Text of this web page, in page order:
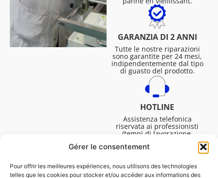
Gérer le consentement
Pour offrir les meilleures expériences, nous utilisons des technologies
telles que les cookies pour stocker et/ou accéder aux informations des
GARANZIA DI 2 ANNI
Tutte le nostre riparazioni
sono garantite per 24 mesi,
indipendentemente dal tipo
di guasto del prodotto.
HOTLINE
Assistenza telefonica
riservata ai professionisti
(tempi di lavorazione,
Dal lunedì al venerdì dalle